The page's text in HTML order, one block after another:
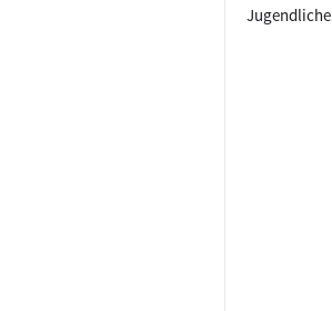
Jugendliche